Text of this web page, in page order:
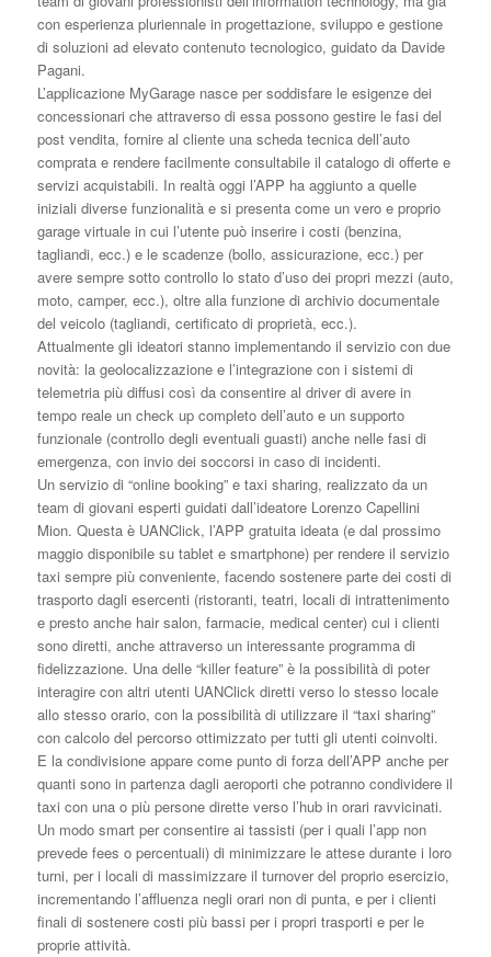
con esperienza pluriennale in progettazione, sviluppo e gestione
di soluzioni ad elevato contenuto tecnologico, guidato da Davide
Pagani.
L’applicazione MyGarage nasce per soddisfare le esigenze dei
concessionari che attraverso di essa possono gestire le fasi del
post vendita, fornire al cliente una scheda tecnica dell’auto
comprata e rendere facilmente consultabile il catalogo di offerte e
servizi acquistabili. In realtà oggi l’APP ha aggiunto a quelle
iniziali diverse funzionalità e si presenta come un vero e proprio
garage virtuale in cui l’utente può inserire i costi (benzina,
tagliandi, ecc.) e le scadenze (bollo, assicurazione, ecc.) per
avere sempre sotto controllo lo stato d’uso dei propri mezzi (auto,
moto, camper, ecc.), oltre alla funzione di archivio documentale
del veicolo (tagliandi, certificato di proprietà, ecc.).
Attualmente gli ideatori stanno implementando il servizio con due
novità: la geolocalizzazione e l’integrazione con i sistemi di
telemetria più diffusi così da consentire al driver di avere in
tempo reale un check up completo dell’auto e un supporto
funzionale (controllo degli eventuali guasti) anche nelle fasi di
emergenza, con invio dei soccorsi in caso di incidenti.
Un servizio di “online booking” e taxi sharing, realizzato da un
team di giovani esperti guidati dall’ideatore Lorenzo Capellini
Mion. Questa è UANClick, l’APP gratuita ideata (e dal prossimo
maggio disponibile su tablet e smartphone) per rendere il servizio
taxi sempre più conveniente, facendo sostenere parte dei costi di
trasporto dagli esercenti (ristoranti, teatri, locali di intrattenimento
e presto anche hair salon, farmacie, medical center) cui i clienti
sono diretti, anche attraverso un interessante programma di
fidelizzazione. Una delle “killer feature” è la possibilità di poter
interagire con altri utenti UANClick diretti verso lo stesso locale
allo stesso orario, con la possibilità di utilizzare il “taxi sharing”
con calcolo del percorso ottimizzato per tutti gli utenti coinvolti.
E la condivisione appare come punto di forza dell’APP anche per
quanti sono in partenza dagli aeroporti che potranno condividere il
taxi con una o più persone dirette verso l’hub in orari ravvicinati.
Un modo smart per consentire ai tassisti (per i quali l’app non
prevede fees o percentuali) di minimizzare le attese durante i loro
turni, per i locali di massimizzare il turnover del proprio esercizio,
incrementando l’affluenza negli orari non di punta, e per i clienti
finali di sostenere costi più bassi per i propri trasporti e per le
proprie attività.